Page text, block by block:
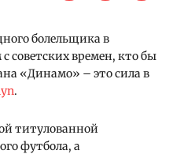
болельщика в
советских времен, кто бы
«Динамо» – это сила в
.
титулованной
футбола, а